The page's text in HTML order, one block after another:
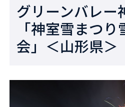
グリーンバレー
「神室雪まつ
会」＜山形県＞